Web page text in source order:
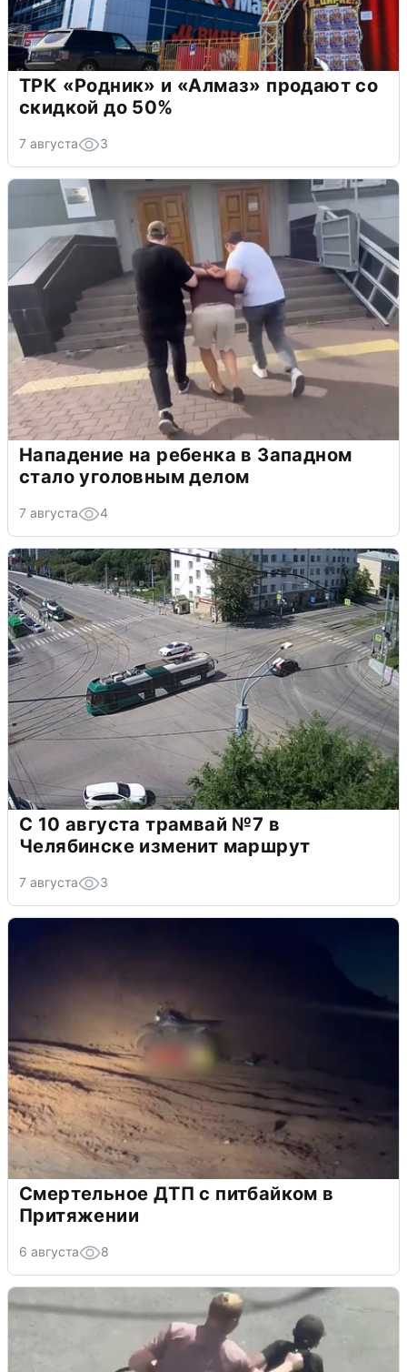
ТРК «Родник» и «Алмаз» продают со
скидкой до 50%
7 августа 3
Нападение на ребенка в Западном
стало уголовным делом
7 августа 4
С 10 августа трамвай №7 в
Челябинске изменит маршрут
7 августа 3
Смертельное ДТП с питбайком в
Притяжении
6 августа 8